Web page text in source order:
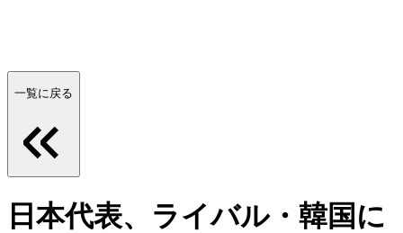
一覧に戻る
日本代表、ライバル・韓国に